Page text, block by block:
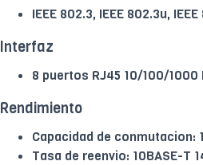
IEEE 802.3, IEEE 802.3u,
Interfaz
8 puertos RJ45 10/100/
Rendimiento
Capacidad de conmutacion:
Tasa de reenvio: 10BASE-T